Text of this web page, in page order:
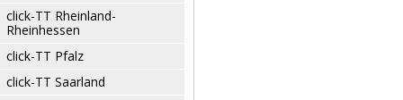
click-TT Rheinland-
Rheinhessen
click-TT Pfalz
click-TT Saarland